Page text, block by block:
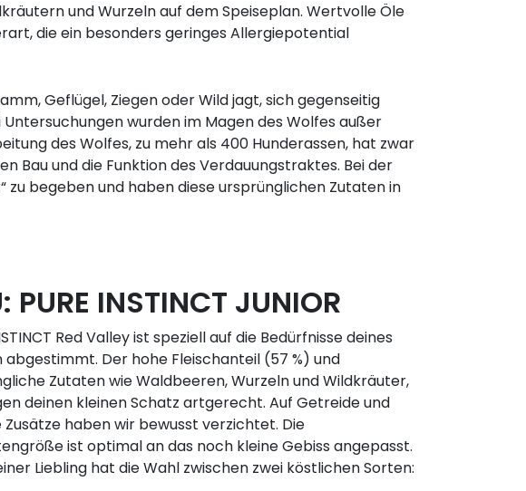
und Wurzeln auf dem Speiseplan. Wertvolle Öle
die ein besonders geringes Allergiepotential
Geflügel, Ziegen oder Wild jagt, sich gegenseitig
wurden im Magen des Wolfes außer
des Wolfes, zu mehr als 400 Hunderassen, hat zwar
Bau und die Funktion des Verdauungstraktes. Bei der
zu begeben und haben diese ursprünglichen Zutaten in
PURE INSTINCT JUNIOR
Red Valley ist speziell auf die Bedürfnisse deines
abgestimmt. Der hohe Fleischanteil (57 %) und
Zutaten wie Waldbeeren, Wurzeln und Wildkräuter,
deinen kleinen Schatz artgerecht. Auf Getreide und
haben wir bewusst verzichtet. Die
ist optimal an das noch kleine Gebiss angepasst.
Liebling hat die Wahl zwischen zwei köstlichen Sorten: